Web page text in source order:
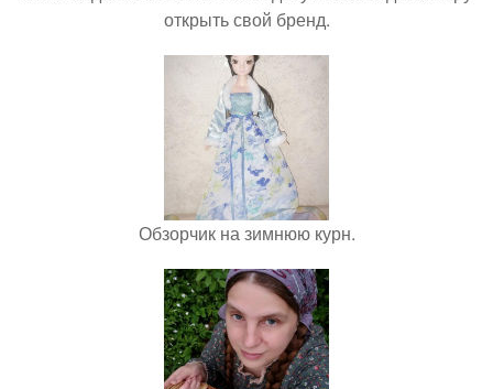
открыть свой бренд.
Обзорчик на зимнюю курн.